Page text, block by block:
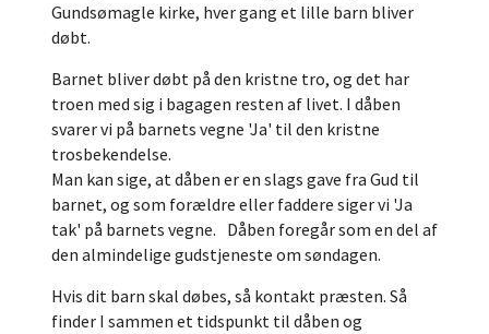
Gundsømagle kirke, hver gang et lille barn bliver
døbt.
Barnet bliver døbt på den kristne tro, og det har
troen med sig i bagagen resten af livet. I dåben
svarer vi på barnets vegne 'Ja' til den kristne
trosbekendelse.
Man kan sige, at dåben er en slags gave fra Gud til
barnet, og som forældre eller faddere siger vi 'Ja
tak' på barnets vegne. Dåben foregår som en del af
den almindelige gudstjeneste om søndagen.
Hvis dit barn skal døbes, så kontakt præsten. Så
finder I sammen et tidspunkt til dåben og